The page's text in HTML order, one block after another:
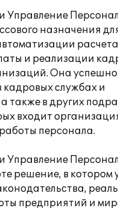
Управление
назначения
расчета
и реализации
Она успешно
кадровых службах и
также в других
входит
персонала.
Управление
решение, в котором
предприятий и